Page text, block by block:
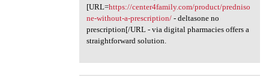
[URL=https://center4family.com/product/predniso
ne-without-a-prescription/- deltasone no
prescription[/URL - via digital pharmacies offers a
straightforward solution.